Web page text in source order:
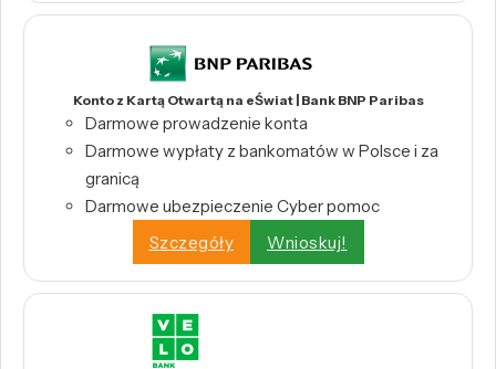
Konto z Kartą Otwartą na eŚwiat | Bank BNP Paribas
Darmowe prowadzenie konta
Darmowe wypłaty z bankomatów w Polsce i za
granicą
Darmowe ubezpieczenie Cyber pomoc
Szczegóły
Wnioskuj!